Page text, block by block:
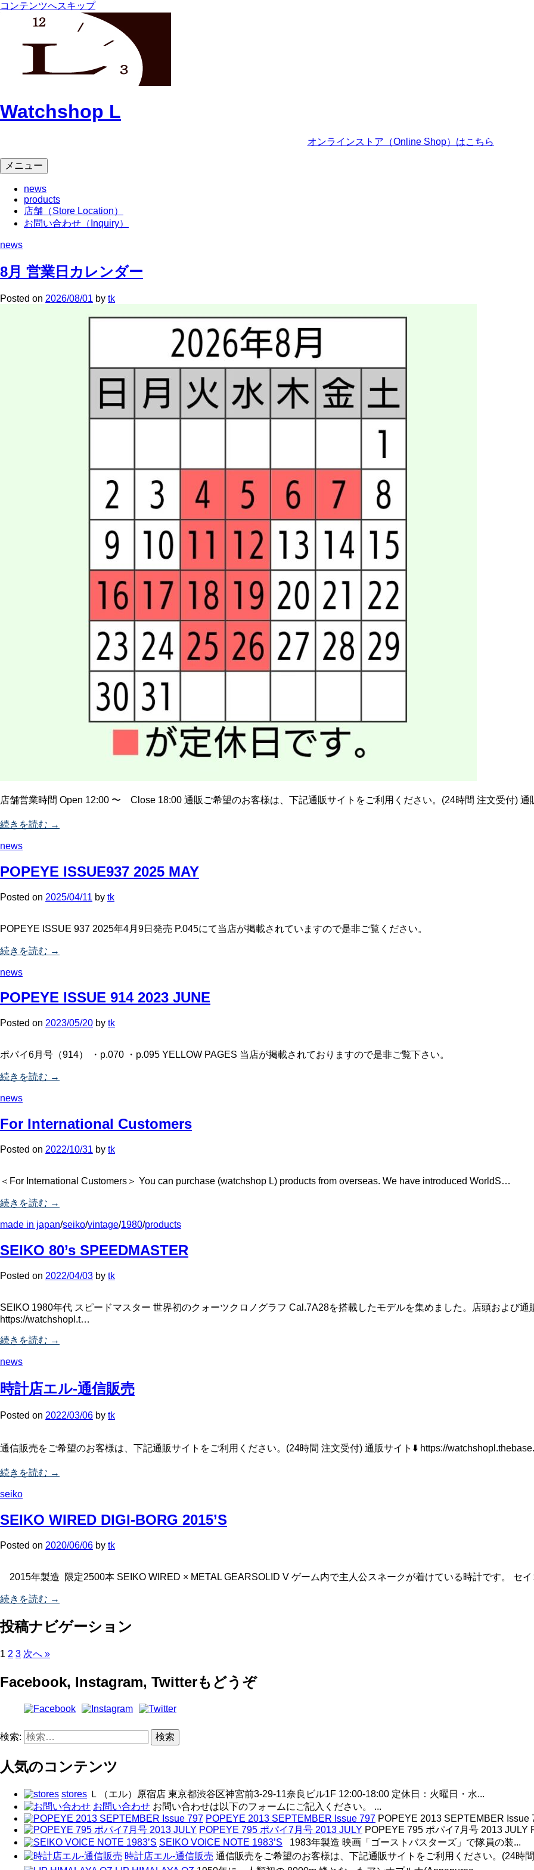
コンテンツへスキップ
Watchshop L
オンラインストア（Online Shop）はこちら
メニュー
news
products
店舗（Store Location）
お問い合わせ（Inquiry）
news
8月 営業日カレンダー
Posted on 2026/08/01 by tk
店舗営業時間 Open 12:00 〜 Close 18:00 通販ご希望のお客様は、下記通販サイトをご利用ください。(24時間 注文受付)
続きを読む →
news
POPEYE ISSUE937 2025 MAY
Posted on 2025/04/11 by tk
POPEYE ISSUE 937 2025年4月9日発売 P.045にて当店が掲載されていますので是非ご覧ください。
続きを読む →
news
POPEYE ISSUE 914 2023 JUNE
Posted on 2023/05/20 by tk
ポパイ6月号（914） ・p.070 ・p.095 YELLOW PAGES 当店が掲載されておりますので是非ご覧下さい。
続きを読む →
news
For International Customers
Posted on 2022/10/31 by tk
＜For International Customers＞ You can purchase (watchshop L) products from overseas. We have introduced WorldS…
続きを読む →
made in japan/seiko/vintage/1980/products
SEIKO 80’s SPEEDMASTER
Posted on 2022/04/03 by tk
SEIKO 1980年代 スピードマスター 世界初のクォーツクロノグラフ Cal.7A28を搭載したモデルを集めました。店頭および
https://watchshopl.t…
続きを読む →
news
時計店エル-通信販売
Posted on 2022/03/06 by tk
通信販売をご希望のお客様は、下記通販サイトをご利用ください。(24時間 注文受付) 通販サイト⬇️ https://
続きを読む →
seiko
SEIKO WIRED DIGI-BORG 2015’S
Posted on 2020/06/06 by tk
2015年製造 限定2500本 SEIKO WIRED × METAL GEARSOLID V ゲーム内で主人公スネークが着けている時計です。 セ
続きを読む →
投稿ナビゲーション
1 2 3 次へ »
Facebook, Instagram, Twitterもどうぞ
検索:
人気のコンテンツ
stores Ｌ（エル）原宿店 東京都渋谷区神宮前3-29-11奈良ビル1F 12:00-18:00 定休日：火曜日・水...
お問い合わせ お問い合わせは以下のフォームにご記入ください。 ...
POPEYE 2013 SEPTEMBER Issue 797 POPEYE 2013 SEPTEMBER Issue
POPEYE 795 ポパイ7月号 2013 JULY POPEYE 795 ポパイ7月号 2013 JULY
SEIKO VOICE NOTE 1983’S
1983年製造 映画「ゴーストバスターズ」で隊員の装...
時計店エル-通信販売 通信販売をご希望のお客様は、下記通販サイトをご利用ください。(24時